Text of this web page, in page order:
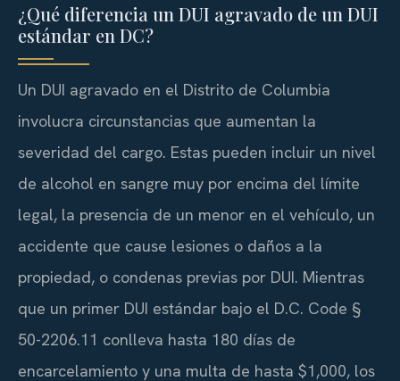
¿Qué diferencia un DUI agravado de un DUI
estándar en DC?
Un DUI agravado en el Distrito de Columbia
involucra circunstancias que aumentan la
severidad del cargo. Estas pueden incluir un nivel
de alcohol en sangre muy por encima del límite
legal, la presencia de un menor en el vehículo, un
accidente que cause lesiones o daños a la
propiedad, o condenas previas por DUI. Mientras
que un primer DUI estándar bajo el D.C. Code §
50-2206.11 conlleva hasta 180 días de
encarcelamiento y una multa de hasta $1,000, los